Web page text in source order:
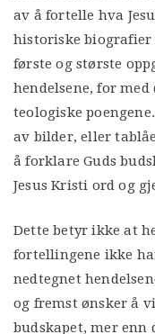
av å fortelle hva
historiske biografier
første og største
hendelsene, for
teologiske
av bilder, eller
å forklare Guds
Jesus Kristi ord og
Dette betyr ikke at
fortellingene ikke
nedtegnet
og fremst ønsker å
budskapet, mer enn